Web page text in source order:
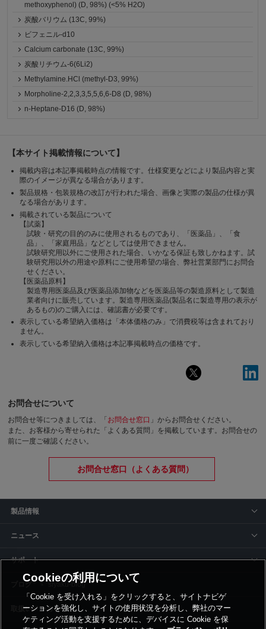
methoxyphenol) (D, 98%) (<5% H2O)
炭酸バリウム (13C, 99%)
ビフェニル-d10
Calcium carbonate (13C, 99%)
炭酸リチウム-6(6Li2)
Methylamine.HCl (methyl-D3, 99%)
Morpholine-2,2,3,3,5,5,6,6-D8 (D, 98%)
n-Heptane-D16 (D, 98%)
【本サイト掲載情報について】
掲載内容は本記事掲載時点の情報です。仕様変更などにより製品内容と実
際のイメージが異なる場合があります。
製品規格・包装規格の改訂が行われた場合、画像と実際の製品の仕様が異
なる場合があります。
掲載されている製品について
【試薬】
試験・研究の目的のみに使用されるものであり、「医薬品」、「食
品」、「家庭用品」などとしては使用できません。
試験研究用以外にご使用された場合、いかなる保証も致しかねます。試
験研究用以外の用途や原料にご使用希望の場合、弊社営業部門にお問合
せください。
【医薬品原料】
製造専用医薬品及び医薬品添加物などを医薬品等の製造原料として製造
業者向けに販売しています。製造専用医薬品(製品名に製造専用の表示が
あるもの)のご購入には、確認書が必要です。
表示している希望納入価格は「本体価格のみ」で消費税等は含まれており
ません。
表示している希望納入価格は本記事掲載時点の価格です。
お問合せについて
お問合せ等につきましては、「 お問合せ窓口 」からお問合せください。
また、お客様から寄せられた「よくある質問」を掲載しています。お問合せの
前に一度ご確認ください。
お問合せ窓口（よくある質問）
製品情報
ニュース
サポート
siyaku-blog
取扱いメーカー
Cookieの利用について
「Cookie を受け入れる」をクリックすると、サイトナビゲ
ーションを強化し、サイトの使用状況を分析し、弊社のマー
ケティング活動を支援するために、デバイスに Cookie を保